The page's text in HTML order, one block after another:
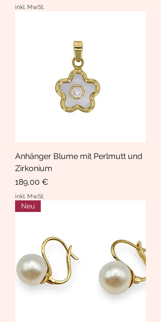
inkl. MwSt.
Anhänger Blume mit Perlmutt und
Zirkonium
Preis
189,00 €
inkl. MwSt.
Neu